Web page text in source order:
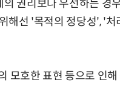
권리보다 우선하는 경
해선 '목적의 정당성', '
모호한 표현 등으로 인